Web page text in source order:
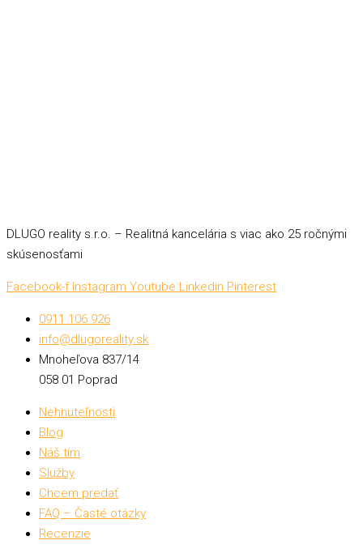
DLUGO reality s.r.o. – Realitná kancelária s viac ako 25 ročnými
skúsenosťami
Facebook-f Instagram Youtube Linkedin Pinterest
0911 106 926
info@dlugoreality.sk
Mnoheľova 837/14
058 01 Poprad
Nehnuteľnosti
Blog
Náš tím
Služby
Chcem predať
FAQ – Časté otázky
Recenzie